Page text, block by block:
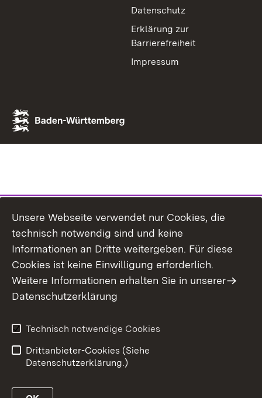
Datenschutz
Erklärung zur
Barrierefreiheit
Impressum
Unsere Webseite verwendet nur Cookies, die
technisch notwendig sind und keine
Informationen an Dritte weitergeben. Für diese
Cookies ist keine Einwilligung erforderlich.
Weitere Informationen erhalten Sie in unserer
Datenschutzerklärung
Technisch notwendige Cookies
Drittanbieter-Cookies (Siehe
Datenschutzerklärung.)